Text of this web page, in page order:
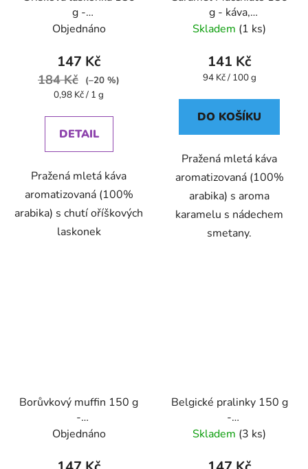
g -
káva,aromatizovaná,mletá
Objednáno
147 Kč
184 Kč
(–20 %)
Měrná
0,98 Kč / 1 g
DETAIL
Pražená mletá káva
aromatizovaná (100%
arabika) s chutí oříškových
laskonek
g - káva,
aromatizovaná,mletá -
Skladem (1 ks)
141 Kč
Měrná
94 Kč / 100 g
DO KOŠÍKU
Pražená mletá káva
aromatizovaná (100%
arabika) s aroma
karamelu s nádechem
smetany.
Borůvkový muffin 150 g
-
káva,aromatizovaná,mletá
Objednáno
Belgické pralinky 150 g
-
káva,aromatizovaná,mletá
Skladem (3 ks)